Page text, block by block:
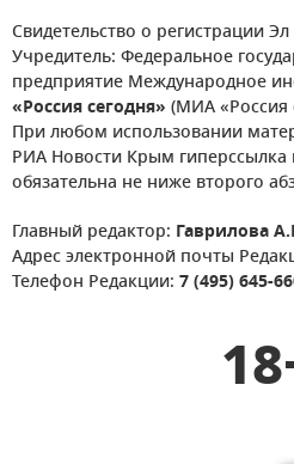
Свидетельство о регистрации
Учредитель: Федеральное
предприятие Международное
«Россия сегодня» (МИА «Россия
При любом использовании
РИА Новости Крым
обязательна не ниже второго
Главный редактор: Гаврилова
Адрес электронной почты
Телефон Редакции: 7 (495) 645-